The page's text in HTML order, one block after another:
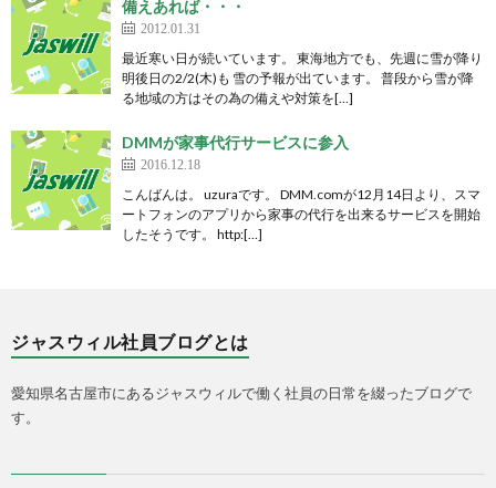
備えあれば・・・
2012.01.31
最近寒い日が続いています。 東海地方でも、先週に雪が降り
明後日の2/2(木)も 雪の予報が出ています。 普段から雪が降
る地域の方はその為の備えや対策を[…]
DMMが家事代行サービスに参入
2016.12.18
こんばんは。 uzuraです。 DMM.comが12月14日より、スマ
ートフォンのアプリから家事の代行を出来るサービスを開始
したそうです。 http:[…]
ジャスウィル社員ブログとは
愛知県名古屋市にあるジャスウィルで働く社員の日常を綴ったブログで
す。